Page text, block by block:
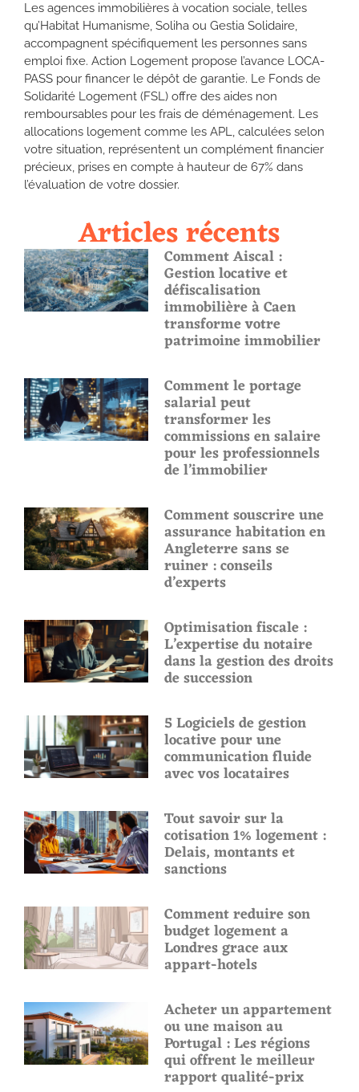
Les agences immobilières à vocation sociale, telles
qu’Habitat Humanisme, Soliha ou Gestia Solidaire,
accompagnent spécifiquement les personnes sans
emploi fixe. Action Logement propose l’avance LOCA-
PASS pour financer le dépôt de garantie. Le Fonds de
Solidarité Logement (FSL) offre des aides non
remboursables pour les frais de déménagement. Les
allocations logement comme les APL, calculées selon
votre situation, représentent un complément financier
précieux, prises en compte à hauteur de 67% dans
l’évaluation de votre dossier.
Articles récents
Comment Aiscal :
Gestion locative et
défiscalisation
immobilière à Caen
transforme votre
patrimoine immobilier
Comment le portage
salarial peut
transformer les
commissions en salaire
pour les professionnels
de l’immobilier
Comment souscrire une
assurance habitation en
Angleterre sans se
ruiner : conseils
d’experts
Optimisation fiscale :
L’expertise du notaire
dans la gestion des droits
de succession
5 Logiciels de gestion
locative pour une
communication fluide
avec vos locataires
Tout savoir sur la
cotisation 1% logement :
Delais, montants et
sanctions
Comment reduire son
budget logement a
Londres grace aux
appart-hotels
Acheter un appartement
ou une maison au
Portugal : Les régions
qui offrent le meilleur
rapport qualité-prix